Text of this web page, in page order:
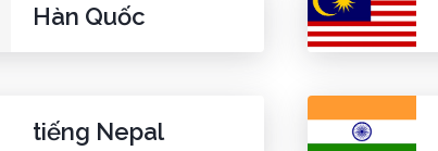
Hàn Quốc
tiếng Nepal